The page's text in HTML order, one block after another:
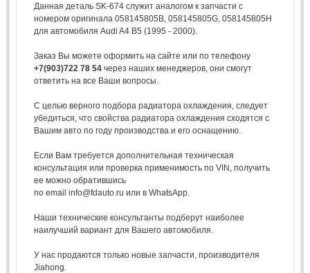
Данная деталь SK-674 служит аналогом к запчасти с
номером оригинала 058145805B, 058145805G, 058145805H
для автомобиля Audi A4 B5 (1995 - 2000).
Заказ Вы можете оформить на сайте или по телефону
+7(903)722 78 54через наших менеджеров, они смогут
ответить на все Ваши вопросы.
С целью верного подбора радиатора охлаждения, следует
убедиться, что свойства радиатора охлаждения сходятся с
Вашим авто по году производства и его оснащению.
Если Вам требуется дополнительная техническая
консультация или проверка применимость по VIN, получить
ее можно обратившись
по email info@fdauto.ru или в WhatsApp.
Наши технические консультанты подберут наиболее
наилучший вариант для Вашего автомобиля.
У нас продаются только новые запчасти, производителя
Jiahong.